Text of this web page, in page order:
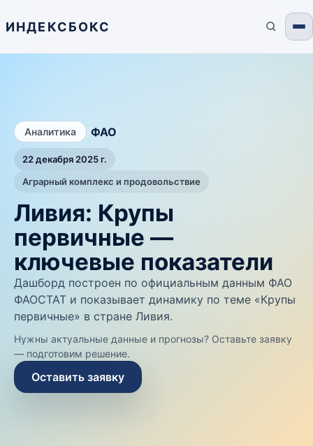
ИНДЕКСБОКС
Аналитика ФАО
22 декабря 2025 г.
Аграрный комплекс и продовольствие
Ливия: Крупы
первичные —
ключевые показатели
Дашборд построен по официальным данным ФАО
ФАОСТАТ и показывает динамику по теме «Крупы
первичные» в стране Ливия.
Нужны актуальные данные и прогнозы? Оставьте заявку
— подготовим решение.
Оставить заявку